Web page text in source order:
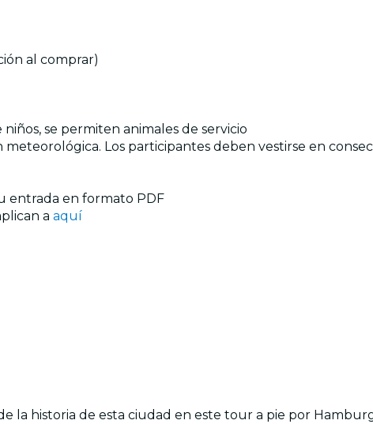
al comprar)
se permiten animales de servicio
Los participantes deben vestirse en
entrada en formato PDF
a aquí
la historia de esta ciudad en este tour a pie por